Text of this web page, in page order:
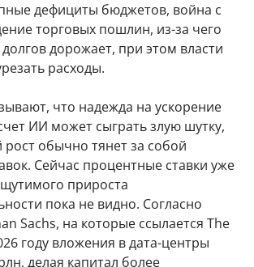
дефициты бюджетов, война с
торговых пошлин, из-за чего
дорожает, при этом власти
расходы.
что надежда на ускорение
ИИ может сыграть злую шутку,
рост обычно тянет за собой
Сейчас процентные ставки уже
прироста
пока не видно. Согласно
Sachs, на которые ссылается The
году вложения в дата-центры
делая капитал более